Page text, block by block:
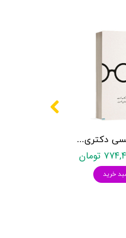
کتاب زبان انگلیسی دکتری زیر ذره بین هادی جهانشاهی
تومان
خرید